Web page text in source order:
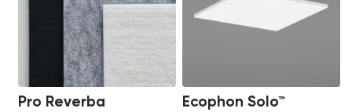
Pro Reverba
Ecophon Solo™